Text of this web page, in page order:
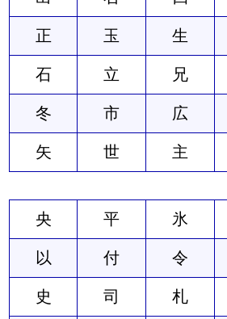
正 玉 生
石 立 兄
冬 市 広
矢 世 主
央 平 氷
以 付 令
史 司 札